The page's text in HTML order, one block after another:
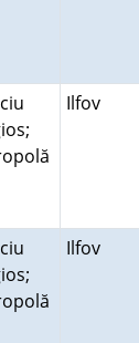
Ilfov
Ilfov